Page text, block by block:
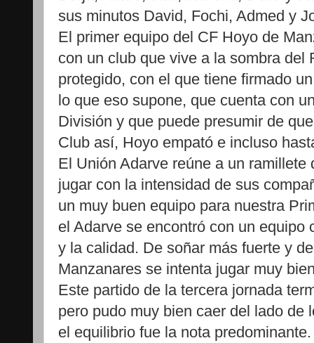
sus minutos David, Fochi, Admed y
El primer equipo del CF Hoyo de
con un club que vive a la sombra del
protegido, con el que tiene firmado
lo que eso supone, que cuenta con
División y que puede presumir de
Club así, Hoyo empató e incluso
El Unión Adarve reúne a un
jugar con la intensidad de sus
un muy buen equipo para nuestra
el Adarve se encontró con un equipo
y la calidad. De soñar más fuerte y
Manzanares se intenta jugar muy
Este partido de la tercera jornada
pero pudo muy bien caer del lado de
el equilibrio fue la nota